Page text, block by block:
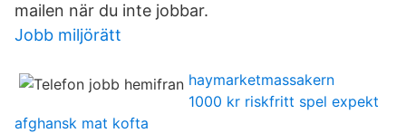
mailen när du inte jobbar.
Jobb miljörätt
haymarketmassakern
1000 kr riskfritt spel expekt
afghansk mat kofta